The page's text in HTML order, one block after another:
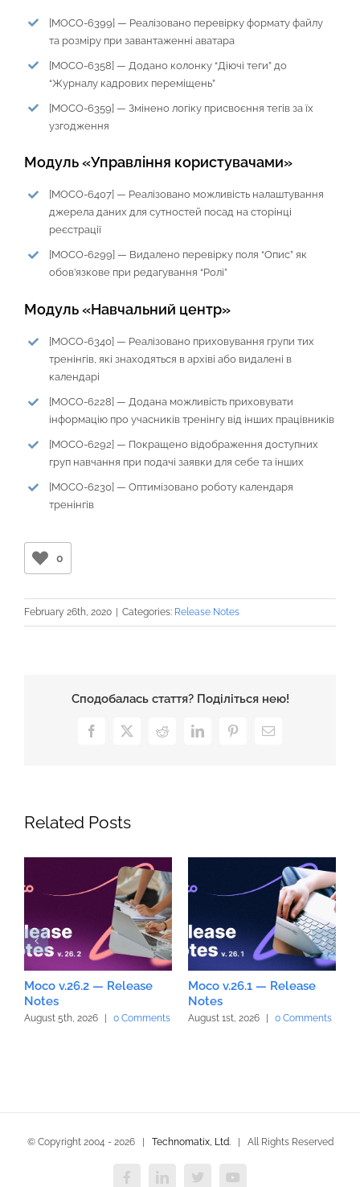
[MOCO-6399] — Реалізовано перевірку формату файлу
та розміру при завантаженні аватара
[MOCO-6358] — Додано колонку “Діючі теги” до
“Журналу кадрових переміщень”
[MOCO-6359] — Змінено логіку присвоєння тегів за їх
узгодження
Модуль «Управління користувачами»
[MOCO-6407] — Реалізовано можливість налаштування
джерела даних для сутностей посад на сторінці
реєстрації
[MOCO-6299] — Видалено перевірку поля “Опис” як
обов’язкове при редагування “Ролі”
Модуль «Навчальний центр»
[MOCO-6340] — Реалізовано приховування групи тих
тренінгів, які знаходяться в архіві або видалені в
календарі
[MOCO-6228] — Додана можливість приховувати
інформацію про учасників тренінгу від інших працівників
[MOCO-6292] — Покращено відображення доступних
груп навчання при подачі заявки для себе та інших
[MOCO-6230] — Оптимізовано роботу календаря
тренінгів
0
February 26th, 2020 | Categories: Release Notes
Сподобалась стаття? Поділіться нею!
Facebook
X RedditLinkedInPinterestEmail
Related Posts
Moco v.26.2 — Release
Notes
August 5th, 2026 0 Comments
Moco v.26.1 — Release
Notes
August 1st, 2026 0 Comments
© Copyright 2004 - 2026 | Technomatix, Ltd.| All Rights Reserved
FacebookLinkedIn
X YouTube